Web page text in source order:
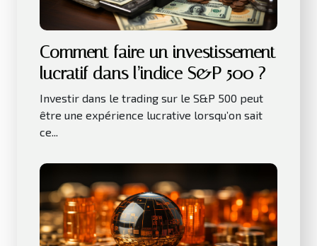
Comment faire un investissement
lucratif dans l’indice S&P 500 ?
Investir dans le trading sur le S&P 500 peut
être une expérience lucrative lorsqu’on sait
ce...